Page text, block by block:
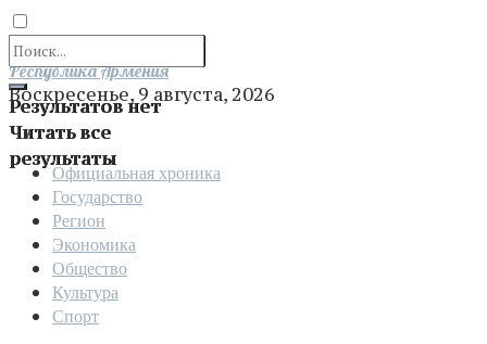
Результатов нет
Читать все
результаты
Отправить
Республика Армения
Воскресенье, 9 августа, 2026
Официальная хроника
Государство
Регион
Экономика
Общество
Культура
Спорт